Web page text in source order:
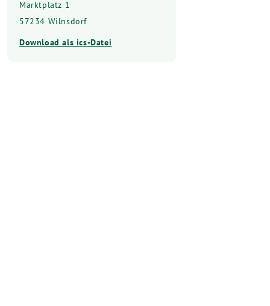
Marktplatz 1
57234 Wilnsdorf
Download als ics-Datei